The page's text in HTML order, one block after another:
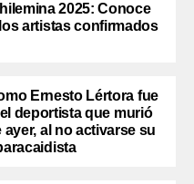
2025: Conoce
artistas confirmados
Ernesto Lértora fue
deportista que murió
al no activarse su